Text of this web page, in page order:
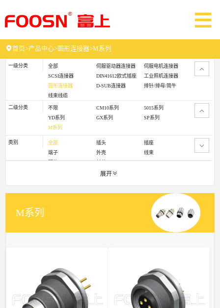
首页>产品中心>圆形连接器>M系列
一级分类 全部 伺服驱动器连接器
伺服电机连接器
SCSI连接器
DIN41612欧式插座
工业照机连接器
圆形连接器
D-SUB连接器
排针/排母/简牛
线束线缆
二级分类 不限 CM10系列
5015系列
YD系列
GX系列
SP系列
M系列
类别 全部 插头
插座
端子
外壳
线束
展开
M系列